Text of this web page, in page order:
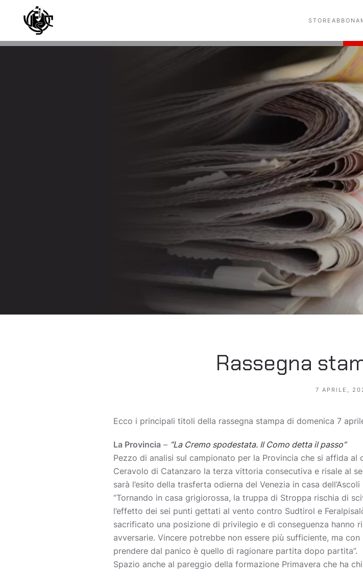
Skip to main content STORE
Rassegna
7 APRILE,
Ecco i principali titoli della rassegna stampa di domenica 7
La Provincia – “La Cremo spodestata. Il Como detta il passo”
Pezzo di analisi sul campionato per la Provincia che si affida
Ceravolo di Catanzaro la terza vittoria consecutiva e risale al
sarà l’esito della trasferta odierna del Venezia in casa
“Tornando in casa grigiorossa, la truppa di Stroppa rischia di
l’effetto dei sei punti gettati al vento contro Sudtirol e
sacrificato una posizione di privilegio e di conseguenza hanno
avversarie. Vincere potrebbe non essere più sufficiente, ma
prendere dal panico è quello di ragionare partita dopo partita”.
Spazio anche al pareggio della formazione Primavera che ha